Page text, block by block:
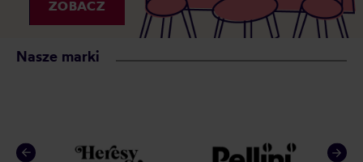
ZOBACZ
Nasze marki